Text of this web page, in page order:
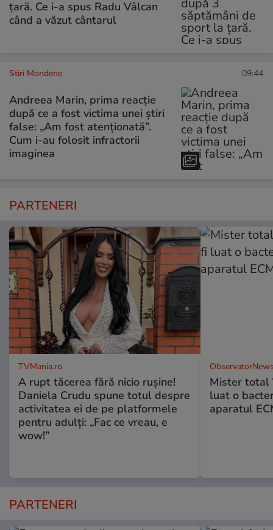
țară. Ce i-a spus Radu Vâlcan
când a văzut cântarul
Stiri Mondene 09:44
Andreea Marin, prima reacție
după ce a fost victima unei știri
false: „Am fost atenționată”.
Cum i-au folosit infractorii
imaginea
PARTENERI
TVMania.ro
A rupt tăcerea fără nicio rușine!
Daniela Crudu spune totul despre
activitatea ei de pe platformele
pentru adulți: „Fac ce vreau, e
wow!”
Mister total
luat o
aparatul
PARTENERI